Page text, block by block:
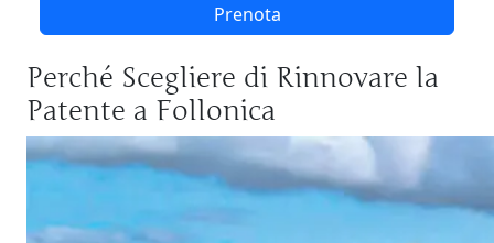
Prenota
Perché Scegliere di Rinnovare la
Patente a Follonica